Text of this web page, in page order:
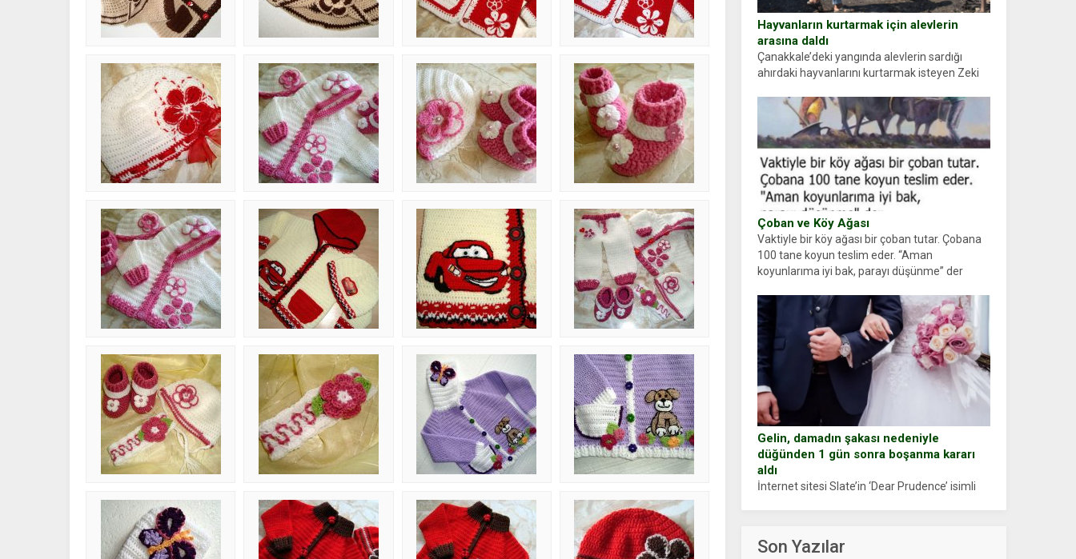
Hayvanların kurtarmak için alevlerin
arasına daldı
Çanakkale’deki yangında alevlerin sardığı
ahırdaki hayvanlarını kurtarmak isteyen Zeki
ellerinde yanıklar oluşan Demir, kâbus dolu
anları anlattı… Merkeze bağlı...
Çoban ve Köy Ağası
Vaktiyle bir köy ağası bir çoban tutar. Çobana
100 tane koyun teslim eder. “Aman
koyunlarıma iyi bak, parayı düşünme” der
Gelin, damadın şakası nedeniyle
düğünden 1 gün sonra boşanma kararı
aldı
İnternet sitesi Slate’in ‘Dear Prudence’ isimli
Son Yazılar